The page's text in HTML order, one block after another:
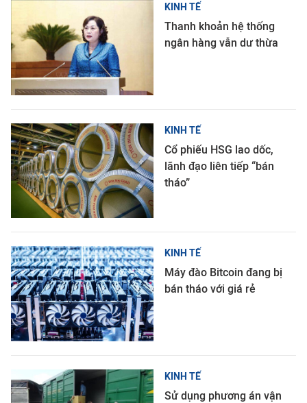
KINH TẾ
Thanh khoản hệ thống
ngân hàng vẫn dư thừa
KINH TẾ
Cổ phiếu HSG lao dốc,
lãnh đạo liên tiếp “bán
tháo”
KINH TẾ
Máy đào Bitcoin đang bị
bán tháo với giá rẻ
KINH TẾ
Sử dụng phương án vận